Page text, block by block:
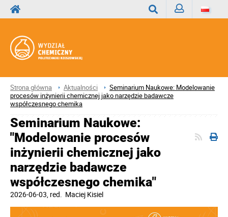
Strona główna Aktualności
Seminarium Naukowe: Modelowanie
procesów inżynierii chemicznej jako narzędzie badawcze
współczesnego chemika
Seminarium Naukowe:
"Modelowanie procesów
inżynierii chemicznej jako
narzędzie badawcze
współczesnego chemika"
2026-06-03, red. Maciej Kisiel